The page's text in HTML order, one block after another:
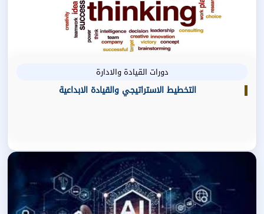
دورات القيادة والادارة
التخطيط الاستراتيجي والقيادة الابداعية